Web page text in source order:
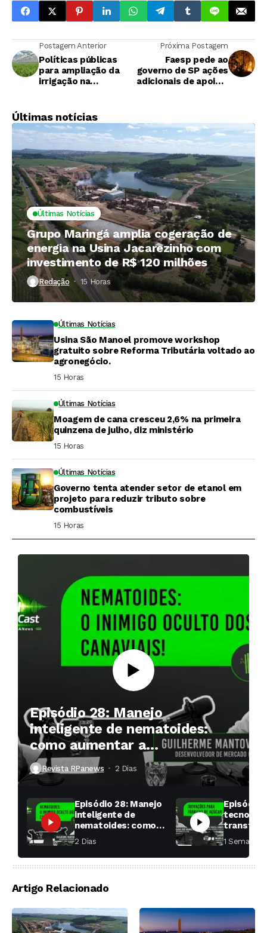
Postagem Anterior
Políticas públicas
para ampliação da
irrigação na
evento
Próxima Postagem
Faesp pede ao
governo de SP ações
adicionais de apoio a
Últimas notícias
Últimas Notícias
Grupo Maringá amplia cogeração de
energia na Usina Jacarezinho com
investimento de R$ 120 milhões
Redação 15 Horas ⁮
Últimas Notícias
Usina São Manoel promove workshop
gratuito sobre Reforma Tributária voltado ao
agronegócio.
15 Horas ⁮
Últimas Notícias
Moagem de cana cresceu 2,6% na primeira
quinzena de julho, diz ministério
15 Horas ⁮
Últimas Notícias
Governo tenta atender setor de etanol em
projeto para reduzir tributo sobre
combustíveis
15 Horas ⁮
Episódio 28: Manejo
inteligente de nematoides:
como aumentar a
produtividade das soqueiras?
Revista RPanews 2 Dias ⁮
Episódio 28: Manejo
inteligente de
nematoides: como
aumentar a
produtividade das
soqueiras?
2 Dias ⁮
Episódio
fábricas
1 Semana ⁮
Artigo Relacionado